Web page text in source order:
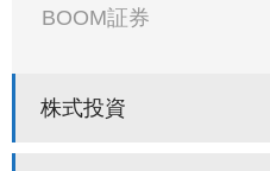
BOOM証券
株式投資